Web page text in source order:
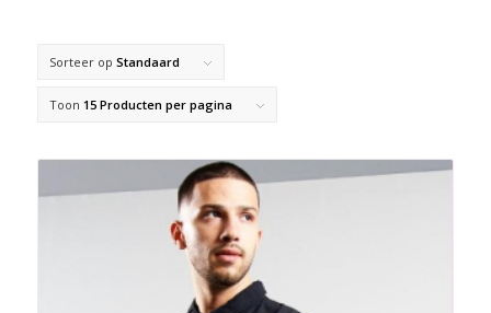
Sorteer op Standaard
Toon 15 Producten per pagina